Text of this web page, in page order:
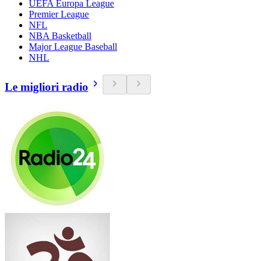
UEFA Europa League
Premier League
NFL
NBA Basketball
Major League Baseball
NHL
Le migliori radio